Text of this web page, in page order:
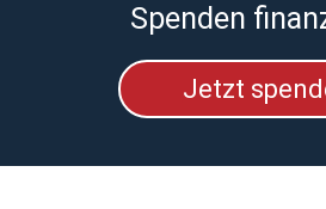
Spenden
Jetzt